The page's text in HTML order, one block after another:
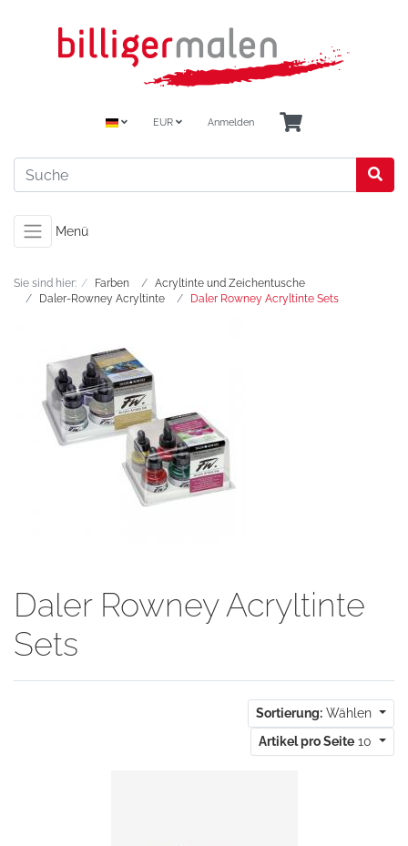
EUR Anmelden
Menü
Sie sind hier: Farben
Acryltinte und Zeichentusche
Daler-Rowney Acryltinte
Daler Rowney Acryltinte Sets
Daler Rowney Acryltinte
Sets
Sortierung: Wählen
Artikel pro Seite 10